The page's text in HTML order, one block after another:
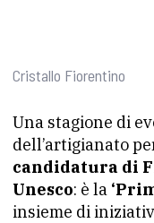
Cristallo Fiorentino
Una stagione di
dell’artigianato
candidatura di
Unesco: è la
insieme di